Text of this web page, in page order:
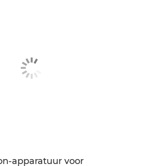
apparatuur voor